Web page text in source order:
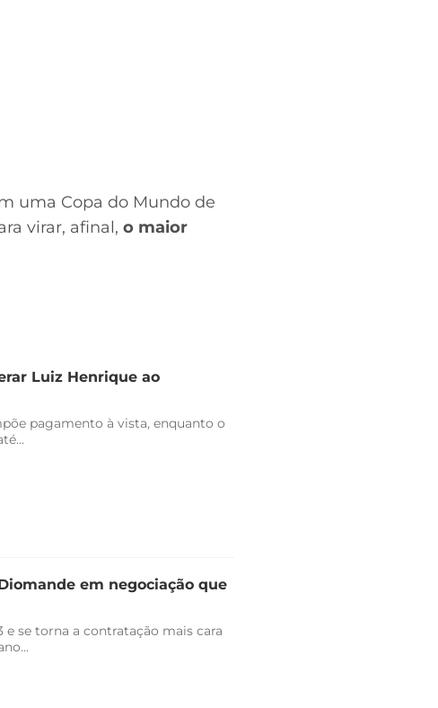
uma Copa do Mundo de
virar, afinal, o maior
Luiz Henrique ao
pagamento à vista, enquanto o
em negociação que
se torna a contratação mais cara